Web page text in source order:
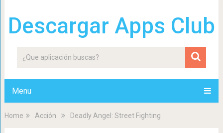
Descargar Apps Club
Menu
Home Acción Deadly Angel: Street Fighting